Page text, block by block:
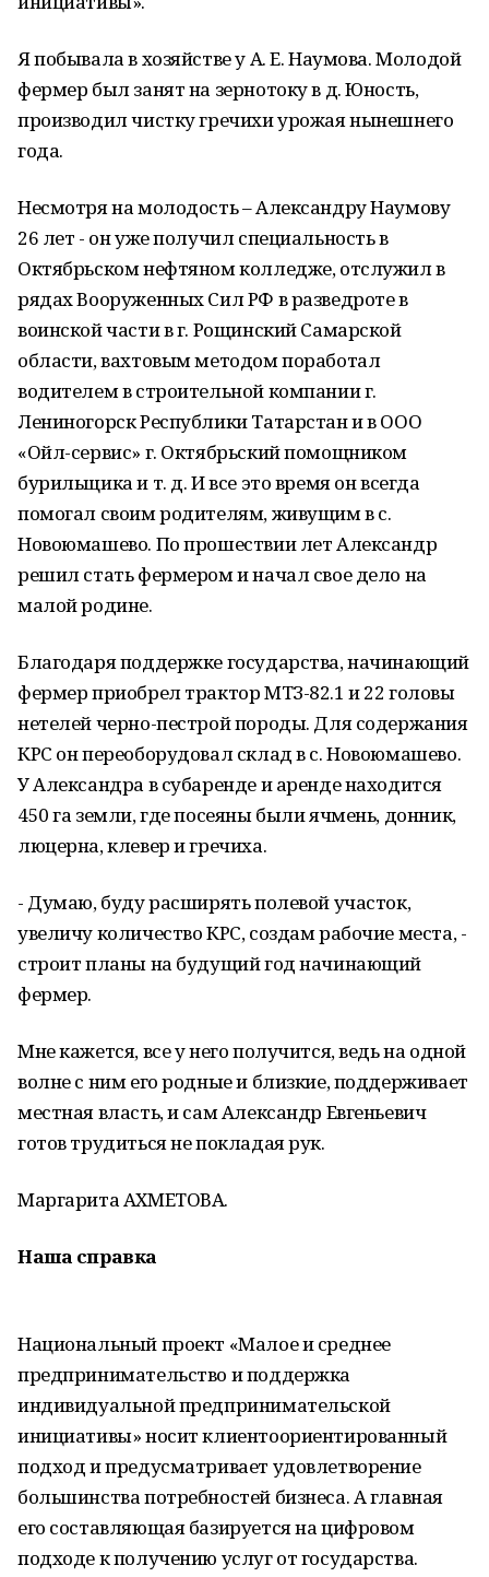
Я побывала в хозяйстве у А. Е. Наумова. Молодой
фермер был занят на зернотоку в д. Юность,
производил чистку гречихи урожая нынешнего
года.
Несмотря на молодость – Александру Наумову
26 лет - он уже получил специальность в
Октябрьском нефтяном колледже, отслужил в
рядах Вооруженных Сил РФ в разведроте в
воинской части в г. Рощинский Самарской
области, вахтовым методом поработал
водителем в строительной компании г.
Лениногорск Республики Татарстан и в ООО
«Ойл-сервис» г. Октябрьский помощником
бурильщика и т. д. И все это время он всегда
помогал своим родителям, живущим в с.
Новоюмашево. По прошествии лет Александр
решил стать фермером и начал свое дело на
малой родине.
Благодаря поддержке государства, начинающий
фермер приобрел трактор МТЗ-82.1 и 22 головы
нетелей черно-пестрой породы. Для содержания
КРС он переоборудовал склад в с. Новоюмашево.
У Александра в субаренде и аренде находится
450 га земли, где посеяны были ячмень, донник,
люцерна, клевер и гречиха.
- Думаю, буду расширять полевой участок,
увеличу количество КРС, создам рабочие места, -
строит планы на будущий год начинающий
фермер.
Мне кажется, все у него получится, ведь на одной
волне с ним его родные и близкие, поддерживает
местная власть, и сам Александр Евгеньевич
готов трудиться не покладая рук.
Маргарита АХМЕТОВА.
Наша справка
Национальный проект «Малое и среднее
предпринимательство и поддержка
индивидуальной предпринимательской
инициативы» носит клиентоориентированный
подход и предусматривает удовлетворение
большинства потребностей бизнеса. А главная
его составляющая базируется на цифровом
подходе к получению услуг от государства.